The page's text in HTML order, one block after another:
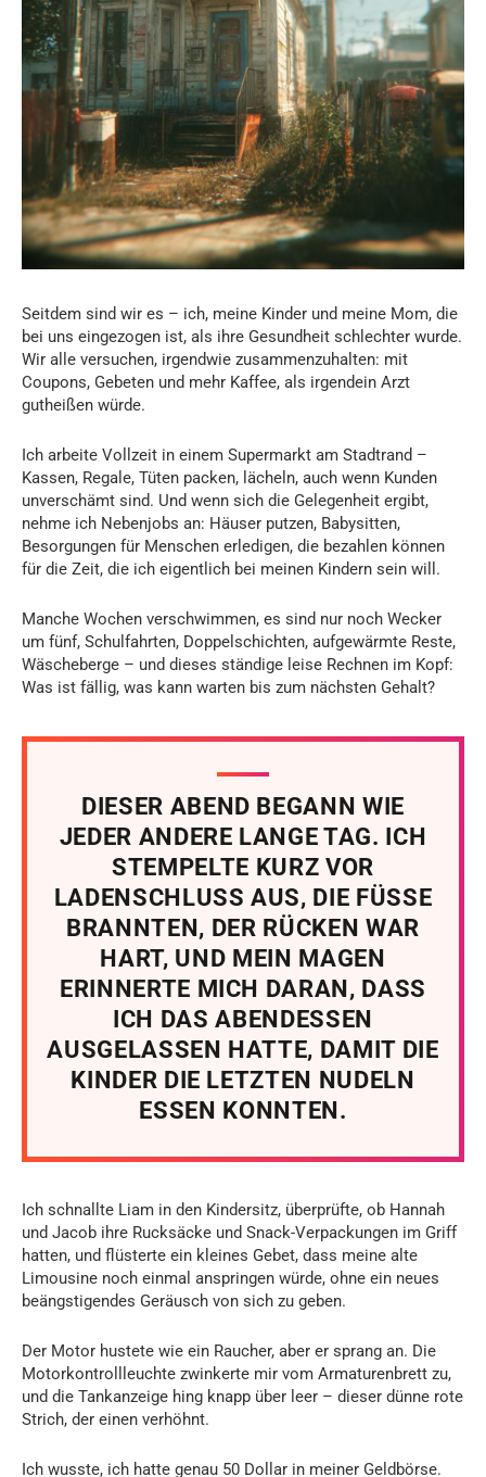
Seitdem sind wir es – ich, meine Kinder und meine Mom, die
bei uns eingezogen ist, als ihre Gesundheit schlechter wurde.
Wir alle versuchen, irgendwie zusammenzuhalten: mit
Coupons, Gebeten und mehr Kaffee, als irgendein Arzt
gutheißen würde.
Ich arbeite Vollzeit in einem Supermarkt am Stadtrand –
Kassen, Regale, Tüten packen, lächeln, auch wenn Kunden
unverschämt sind. Und wenn sich die Gelegenheit ergibt,
nehme ich Nebenjobs an: Häuser putzen, Babysitten,
Besorgungen für Menschen erledigen, die bezahlen können
für die Zeit, die ich eigentlich bei meinen Kindern sein will.
Manche Wochen verschwimmen, es sind nur noch Wecker
um fünf, Schulfahrten, Doppelschichten, aufgewärmte Reste,
Wäscheberge – und dieses ständige leise Rechnen im Kopf:
Was ist fällig, was kann warten bis zum nächsten Gehalt?
DIESER ABEND BEGANN WIE
JEDER ANDERE LANGE TAG. ICH
STEMPELTE KURZ VOR
LADENSCHLUSS AUS, DIE FÜSSE
BRANNTEN, DER RÜCKEN WAR
HART, UND MEIN MAGEN
ERINNERTE MICH DARAN, DASS
ICH DAS ABENDESSEN
AUSGELASSEN HATTE, DAMIT DIE
KINDER DIE LETZTEN NUDELN
ESSEN KONNTEN.
Ich schnallte Liam in den Kindersitz, überprüfte, ob Hannah
und Jacob ihre Rucksäcke und Snack-Verpackungen im Griff
hatten, und flüsterte ein kleines Gebet, dass meine alte
Limousine noch einmal anspringen würde, ohne ein neues
beängstigendes Geräusch von sich zu geben.
Der Motor hustete wie ein Raucher, aber er sprang an. Die
Motorkontrollleuchte zwinkerte mir vom Armaturenbrett zu,
und die Tankanzeige hing knapp über leer – dieser dünne rote
Strich, der einen verhöhnt.
Ich wusste, ich hatte genau 50 Dollar in meiner Geldbörse.